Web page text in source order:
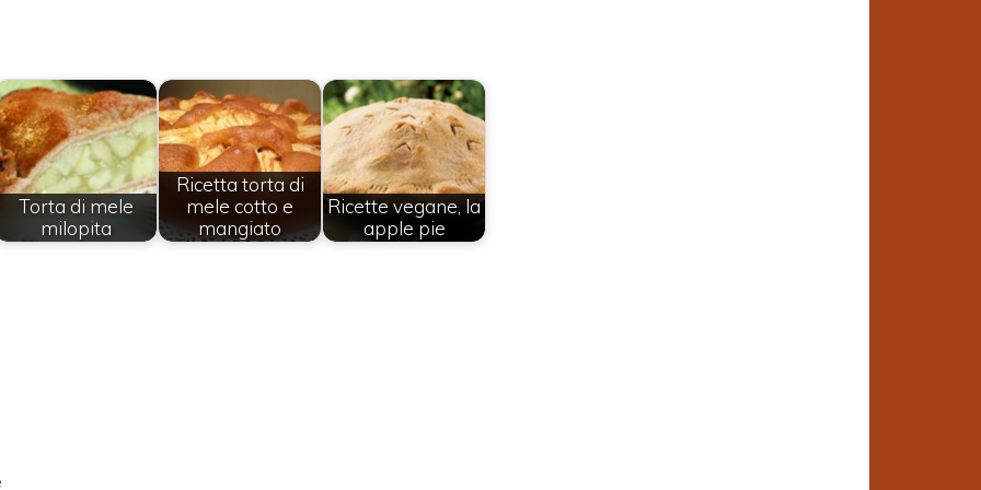
Torta di mele
milopita
Ricetta torta di
mele cotto e
mangiato
Ricette vegane, la
apple pie